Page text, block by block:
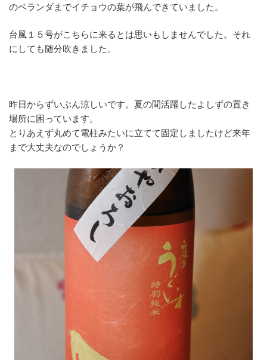
のベランダまでイチョウの葉が飛んできていました。
台風１５号がこちらに来るとは思いもしませんでした。それ
にしても随分吹きました。
昨日からずいぶん涼しいです。夏の間活躍したよしずの置き
場所に困っています。
とりあえず丸めて電柱みたいに立てて固定しましたけど来年
まで大丈夫なのでしょうか？